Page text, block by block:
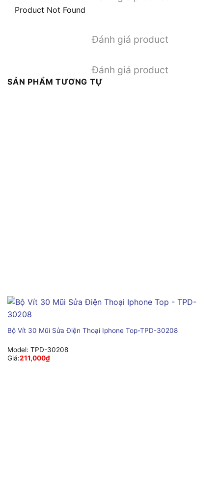
Product Not Found
Đánh giá product
Đánh giá product
SẢN PHẨM TƯƠNG TỰ
Bộ Vít 30 Mũi Sửa Điện Thoại Iphone Top-TPD-30208
Model: TPD-30208
Giá:211,000₫